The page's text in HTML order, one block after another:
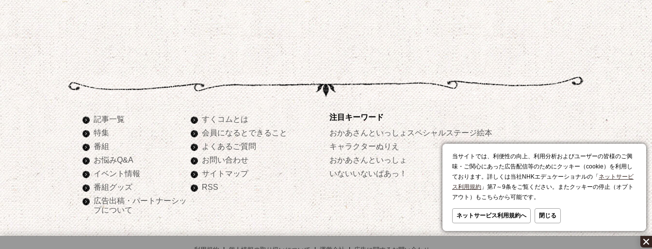
当サイトでは、利便性の向上、利用分析およびユーザーの皆様のご興
味・ご関心にあった広告配信等のためにクッキー（cookie）を利用し
ております。詳しくは当社NHKエデュケーショナルの「 ネットサービ
ス利用規約 」第7～9条をご覧ください。またクッキーの停止（オプト
アウト）もこちらから可能です。
ネットサービス利用規約へ 閉じる
記事一覧
特集
番組
お悩みQ&A
イベント情報
番組グッズ
広告出稿・パートナーシッ
プについて
すくコムとは
会員になるとできること
よくあるご質問
お問い合わせ
サイトマップ
RSS
注目キーワード
おかあさんといっしょスペシャルステージ
キャラクターぬりえ
おかあさんといっしょ
いないいないばあっ！
絵本
おやつ
レシピ